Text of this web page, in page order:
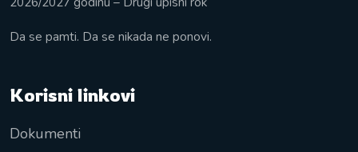
Da se pamti. Da se nikada ne ponovi.
Korisni linkovi
Dokumenti